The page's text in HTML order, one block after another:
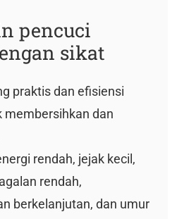
pencuci
sikat
praktis dan efisiensi
membersihkan dan
rendah, jejak kecil,
rendah,
berkelanjutan, dan umur